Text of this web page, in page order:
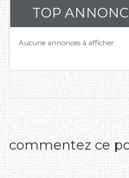
TOP
Aucune annonces à afficher
commentez ce